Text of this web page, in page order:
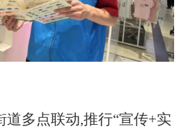
道多点联动,推行“宣传+实